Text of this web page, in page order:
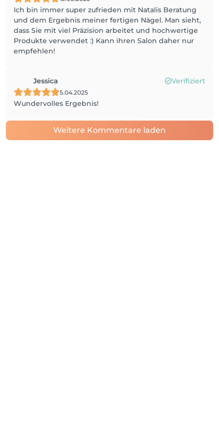
Ich bin immer super zufrieden mit Natalis Beratung
und dem Ergebnis meiner fertigen Nägel. Man sieht,
dass Sie mit viel Präzision arbeitet und hochwertige
Produkte verwendet :) Kann ihren Salon daher nur
empfehlen!
Jessica Verifiziert
5.04.2025
Wundervolles Ergebnis!
Weitere Kommentare laden